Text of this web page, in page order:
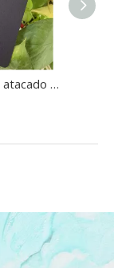
Venda por atacado ao ar livre 650º C de alta temperatura resistente ao calor pintura em pó grão de areia preta